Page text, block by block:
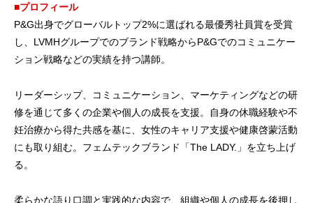
■プロフィール
P&G出身でグローバルトップ2%に選ばれる最優秀社員賞を受賞
し、LVMHグループでのブランド戦略からP&Gでのコミュニケー
ション戦略などの実績を持つ講師。
リーダーシップ、コミュニケーション、マーケティングなどの研
修を通じて多くの企業や個人の成長を支援。自身の休職経験や不
妊治療から得た共感を基に、女性のキャリア支援や健康啓蒙活動
にも取り組む。フェムテックブランド「The LADY.」を立ち上げ
る。
柔らかな語り口調と実践的な内容で、組織や個人の成長を後押し